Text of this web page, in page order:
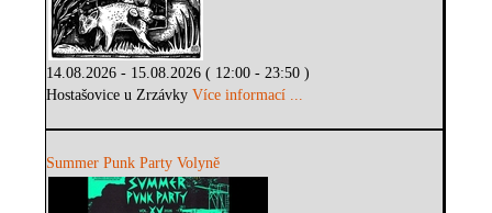
14.08.2026 - 15.08.2026 ( 12:00 - 23:50 )
Hostašovice u ZrzávkyVíce informací ...
Summer Punk Party Volyně